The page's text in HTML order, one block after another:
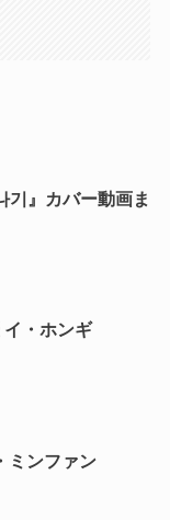
기』カバー動画ま
・ホンギ
ミンファン